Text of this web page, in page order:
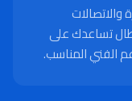
تساعدك على
المناسب.